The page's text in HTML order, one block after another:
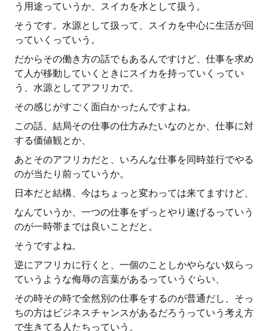
う用途っていうか、スイカを水として扱う。
そうです。水源として扱って、スイカを中心に生活が回
っていくっていう。
だからその働き方の話でもあるんですけど、仕事を求め
て人が移動していくときにスイカを持っていくってい
う、水源としてアフリカで。
その感じがすごく面白かったんですよね。
この話、結局その仕事の仕方みたいなのとか、仕事に対
する価値観とか、
あとそのアフリカだと、いろんな仕事を同時並行でやる
のが当たり前っていうか。
日本だと結構、今はちょっと変わっては来てますけど、
なんていうか、一つの仕事をずっとやり遂げるっていう
のが一時帯までは良いことだと。
そうですよね。
逆にアフリカに行くと、一個のことしかやらない奴らっ
ていうような侮辱の言葉があるっていうぐらい、
その時その時で全然別の仕事をするのが普通だし、そっ
ちの方はビジネスチャンスがあるだろうっていう考え方
で生きてる人たちっていう。